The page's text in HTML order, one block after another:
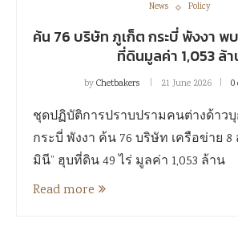
News Policy
ค้น 76 บริษัท ภูเก็ต กระบี่ พังงา
ที่ดินมูลค่า 1,053 ล้า
byChetbakers 21 June 2026 0
ชุดปฏิบัติการปราบปรามคนต่างด้าว
กระบี่ พังงา ค้น 76 บริษัท เครือข่าย
มินี” ฮุบที่ดิน 49 ไร่ มูลค่า 1,053 ล้าน
Read more